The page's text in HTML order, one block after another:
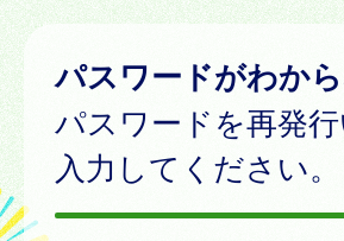
パスワードがわか
パスワードを再発
入力してください。